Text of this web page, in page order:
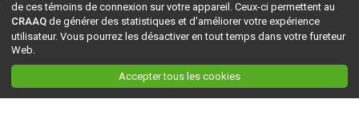
de ces témoins de connexion sur votre appareil. Ceux-ci permettent au
CRAAQ de générer des statistiques et d'améliorer votre expérience
utilisateur. Vous pourrez les désactiver en tout temps dans votre fureteur
Web.
Accepter tous les cookies